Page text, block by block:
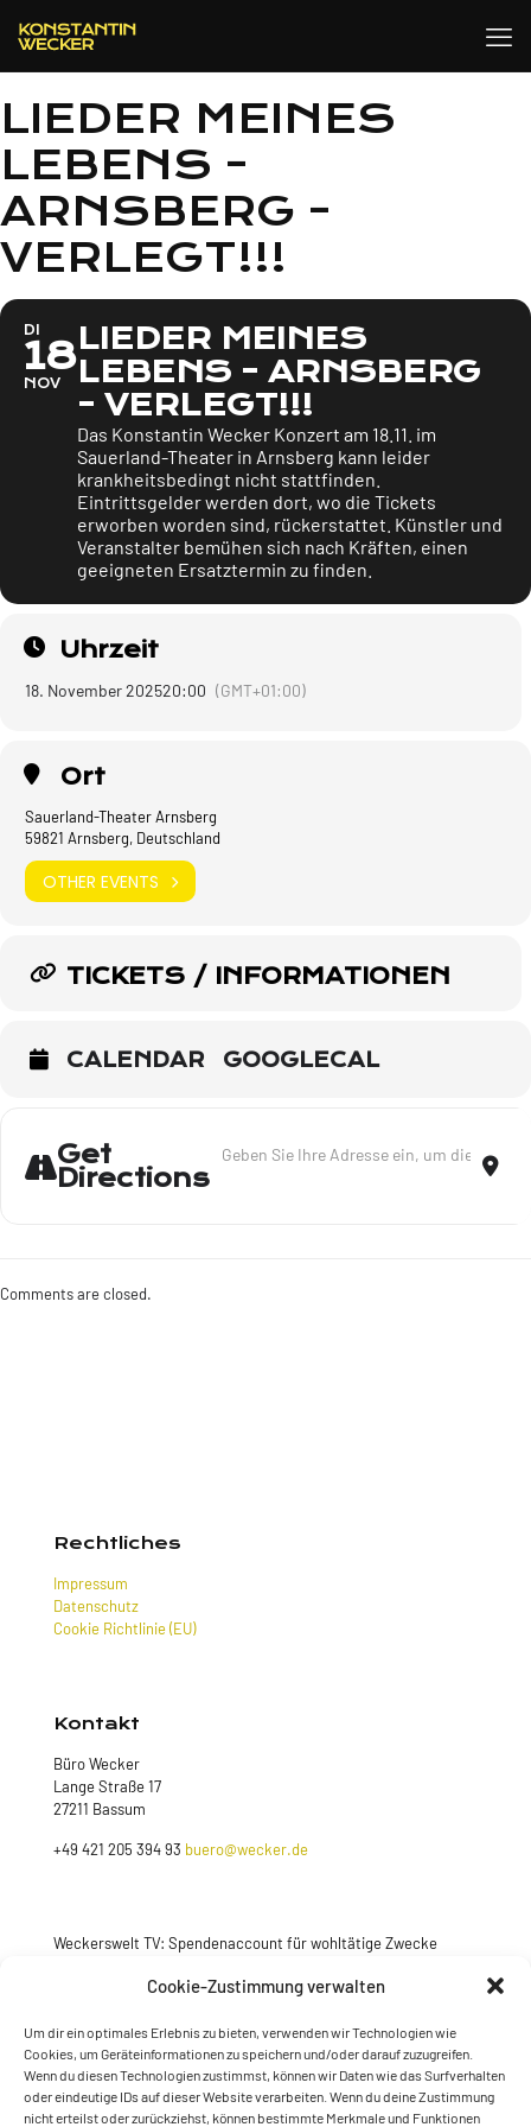
Cookie-Zustimmung verwalten
Um dir ein optimales Erlebnis zu bieten, verwenden wir Technologien wie
Cookies, um Geräteinformationen zu speichern und/oder darauf zuzugreifen.
Wenn du diesen Technologien zustimmst, können wir Daten wie das Surfverhalten
oder eindeutige IDs auf dieser Website verarbeiten. Wenn du deine Zustimmung
nicht erteilst oder zurückziehst, können bestimmte Merkmale und Funktionen
LIEDER MEINES
LEBENS -
ARNSBERG -
VERLEGT!!!
DI
18
NOV
LIEDER MEINES
LEBENS - ARNSBERG
- VERLEGT!!!
Das Konstantin Wecker Konzert am 18.11. im
Sauerland-Theater in Arnsberg kann leider
krankheitsbedingt nicht stattfinden.
Eintrittsgelder werden dort, wo die Tickets
erworben worden sind, rückerstattet. Künstler und
Veranstalter bemühen sich nach Kräften, einen
geeigneten Ersatztermin zu finden.
Uhrzeit
18. November 202520:00 (GMT+01:00)
Ort
Sauerland-Theater Arnsberg
59821 Arnsberg, Deutschland
OTHER EVENTS
TICKETS / INFORMATIONEN
CALENDAR GOOGLECAL
Get
Directions
Comments are closed.
Rechtliches
Impressum
Datenschutz
Cookie Richtlinie (EU)
Kontakt
Büro Wecker
Lange Straße 17
27211 Bassum
+49 421 205 394 93 buero@wecker.de
Weckerswelt TV: Spendenaccount für wohltätige Zwecke
Jetzt spenden